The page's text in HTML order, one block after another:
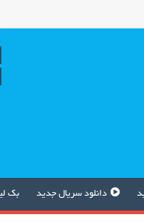
دانلود سریال جدید بک